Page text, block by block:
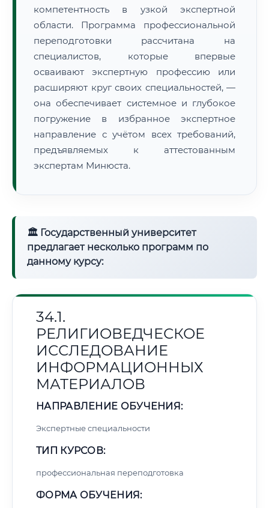
компетентность в узкой экспертной
области. Программа профессиональной
переподготовки рассчитана на
специалистов, которые впервые
осваивают экспертную профессию или
расширяют круг своих специальностей, —
она обеспечивает системное и глубокое
погружение в избранное экспертное
направление с учётом всех требований,
предъявляемых к аттестованным
экспертам Минюста.
🏛 Государственный университет
предлагает несколько программ по
данному курсу:
34.1.
РЕЛИГИОВЕДЧЕСКОЕ
ИССЛЕДОВАНИЕ
ИНФОРМАЦИОННЫХ
МАТЕРИАЛОВ
НАПРАВЛЕНИЕ ОБУЧЕНИЯ:
Экспертные специальности
ТИП КУРСОВ:
профессиональная переподготовка
ФОРМА ОБУЧЕНИЯ: